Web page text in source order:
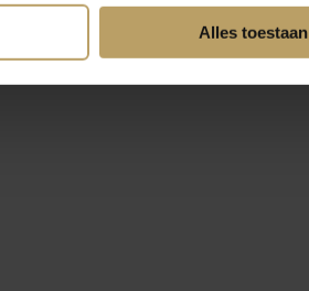
Alles toestaan